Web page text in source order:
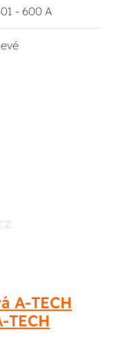
- 600 A
A-TECH
TECH